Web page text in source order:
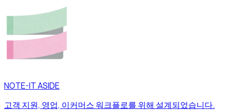
NOTE-IT ASIDE
고객 지원, 영업, 이커머스 워크플로를 위해 설계되었습니다.